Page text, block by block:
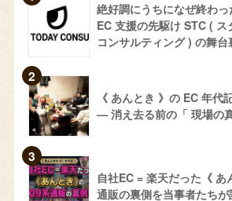
絶好調にうちになぜ終わ
EC 支援の先駆け STC ( ス
コンサルティング ) の舞
《 あんとき 》の EC 年代
— 消え去る前の「 現場の
自社EC = 楽天だった《
通販の裏側を当事者たち